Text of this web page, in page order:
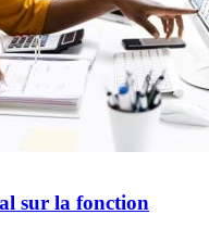
sur la fonction